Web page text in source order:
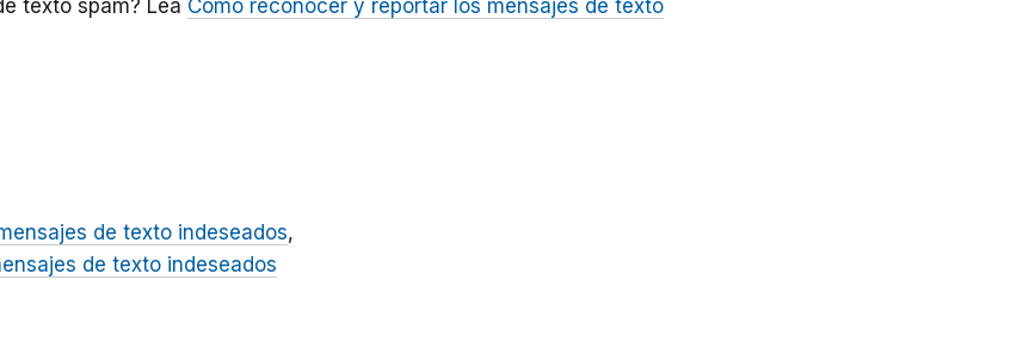
texto spam? Lea Cómo reconocer y reportar los mensajes de texto
de texto indeseados
de texto indeseados